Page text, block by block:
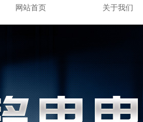
网站首页 关于我们